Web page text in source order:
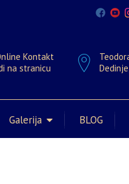
Kontakt
na stranicu
Galerija BLOG